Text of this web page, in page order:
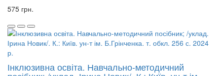
575 грн.
Інклюзивна освіта. Навчально-методичний